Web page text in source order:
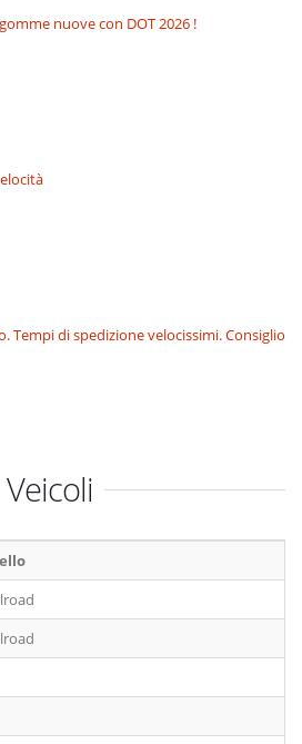
nuove con DOT 2026 !
Tempi di spedizione velocissimi. Consiglio